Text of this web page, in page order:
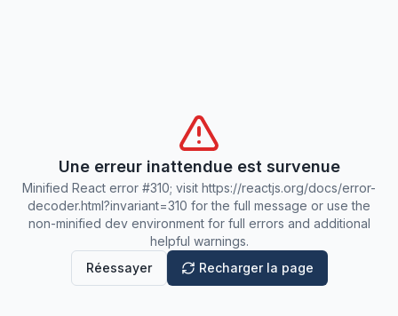
Une erreur inattendue est survenue
Minified React error #310; visit https://reactjs.org/docs/error-
decoder.html?invariant=310 for the full message or use the
non-minified dev environment for full errors and additional
helpful warnings.
Réessayer
Recharger la page